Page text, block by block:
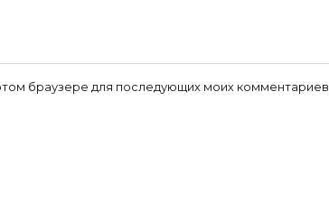
браузере для последующих моих комментариев.